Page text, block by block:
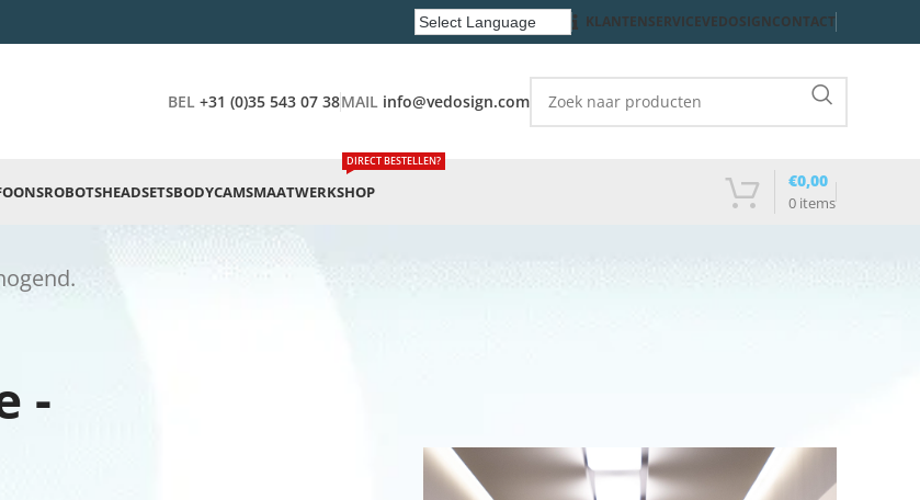
KLANTENSERVICEVEDOSIGNCONTACT
BEL +31 (0)35 543 07 38MAIL info@vedosign.com
ROBOTSHEADSETSBODYCAMSMAATWERKSHOP
DIRECT BESTELLEN?
0 items
€0,00
-